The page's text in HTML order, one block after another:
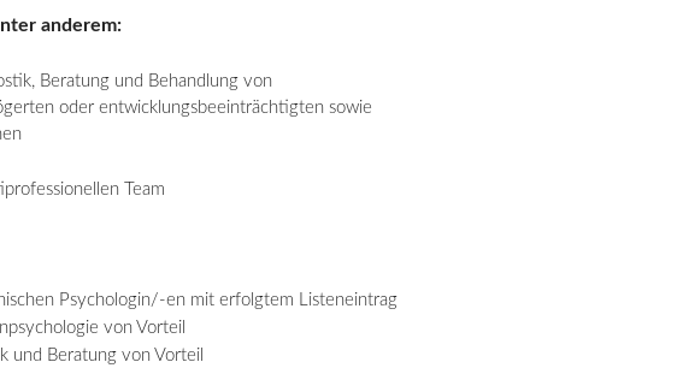
anderem:
Beratung und Behandlung von
oder entwicklungsbeeinträchtigten sowie
Team
Psychologin/-en mit erfolgtem Listeneintrag
von Vorteil
und Beratung von Vorteil